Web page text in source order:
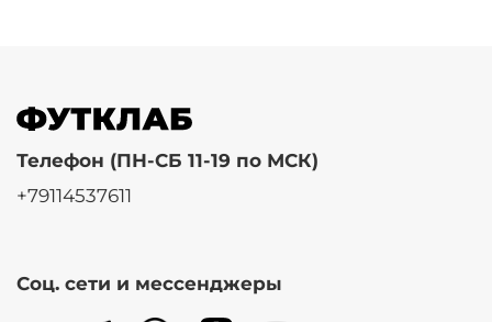
Телефон (ПН-СБ 11-19 по МСК)
+79114537611
Соц. сети и мессенджеры